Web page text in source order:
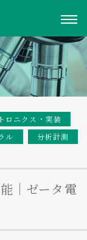
ロニクス・実装
ル
分析計測
｜ゼータ電